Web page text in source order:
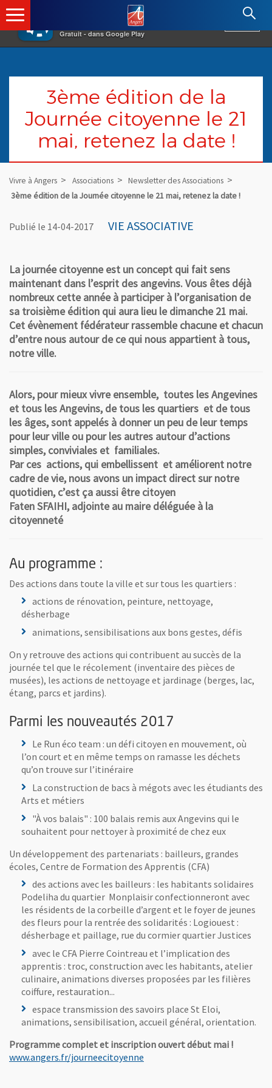
×
Gratuit - dans Google Play
Angers.fr : Retour à l'accueil
3ème édition de la
Journée citoyenne le 21
mai, retenez la date !
Vivre à Angers Associations
Newsletter des Associations
3ème édition de la Journée citoyenne le 21 mai, retenez la date !
Publié le 14-04-2017 VIE ASSOCIATIVE
La journée citoyenne est un concept qui fait sens
maintenant dans l’esprit des angevins. Vous êtes déjà
nombreux cette année à participer à l’organisation de
sa troisième édition qui aura lieu le dimanche 21 mai.
Cet évènement fédérateur rassemble chacune et chacun
d’entre nous autour de ce qui nous appartient à tous,
notre ville.
Alors, pour mieux vivre ensemble, toutes les Angevines
et tous les Angevins, de tous les quartiers et de tous
les âges, sont appelés à donner un peu de leur temps
pour leur ville ou pour les autres autour d’actions
simples, conviviales et familiales.
Par ces actions, qui embellissent et améliorent notre
cadre de vie, nous avons un impact direct sur notre
quotidien, c’est ça aussi être citoyen
Faten SFAIHI, adjointe au maire déléguée à la
citoyenneté
Au programme :
Des actions dans toute la ville et sur tous les quartiers :
actions de rénovation, peinture, nettoyage,
désherbage
animations, sensibilisations aux bons gestes, défis
On y retrouve des actions qui contribuent au succès de la
journée tel que le récolement (inventaire des pièces de
musées), les actions de nettoyage et jardinage (berges, lac,
étang, parcs et jardins).
Parmi les nouveautés 2017
Le Run éco team : un défi citoyen en mouvement, où
l’on court et en même temps on ramasse les déchets
qu’on trouve sur l’itinéraire
La construction de bacs à mégots avec les étudiants des
Arts et métiers
"À vos balais" : 100 balais remis aux Angevins qui le
souhaitent pour nettoyer à proximité de chez eux
Un développement des partenariats : bailleurs, grandes
écoles, Centre de Formation des Apprentis (CFA)
des actions avec les bailleurs : les habitants solidaires
Podeliha du quartier Monplaisir confectionneront avec
les résidents de la corbeille d’argent et le foyer de jeunes
des fleurs pour la rentrée des solidarités : Logiouest :
désherbage et paillage, rue du cormier quartier Justices
avec le CFA Pierre Cointreau et l’implication des
apprentis : troc, construction avec les habitants, atelier
culinaire, animations diverses proposées par les filières
coiffure, restauration...
espace transmission des savoirs place St Eloi,
animations, sensibilisation, accueil général, orientation.
Programme complet et inscription ouvert début mai !
www.angers.fr/journeecitoyenne